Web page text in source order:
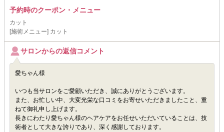
予約時のクーポン・メニュー
カット
[施術メニュー] カット
サロンからの返信コメント
愛ちゃん様
いつも当サロンをご愛顧いただき、誠にありがとうございます。
また、お忙しい中、大変光栄な口コミをお寄せいただきましたこと、重
ねて御礼申し上げます。
長きにわたり愛ちゃん様のヘアケアをお任せいただいていることは、技
術者として大きな誇りであり、深く感謝しております。